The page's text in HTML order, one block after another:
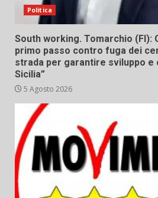
Politica
South working. Tomarchio (FI):
primo passo contro fuga dei
strada per garantire sviluppo e
Sicilia”
5 Agosto 2026